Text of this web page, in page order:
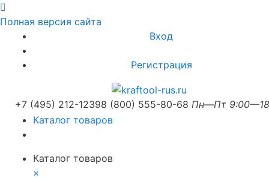
Полная версия сайта
Вход
Регистрация
+7 (495) 212-12398 (800) 555-80-68 Пн—Пт
Каталог товаров
Каталог товаров
×